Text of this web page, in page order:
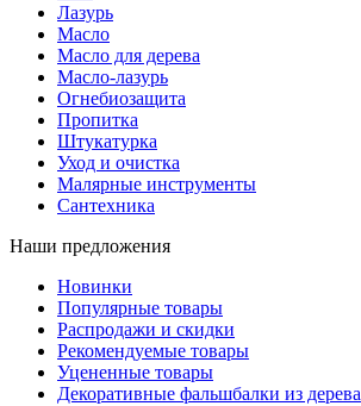
Лазурь
Масло
Масло для дерева
Масло-лазурь
Огнебиозащита
Пропитка
Штукатурка
Уход и очистка
Малярные инструменты
Сантехника
Наши предложения
Новинки
Популярные товары
Распродажи и скидки
Рекомендуемые товары
Уцененные товары
Декоративные фальшбалки из дерева